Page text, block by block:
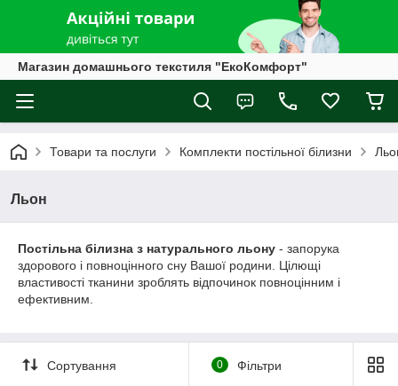
Магазин домашнього текстиля "ЕкоКомфорт"
Товари та послуги Комплекти постільної білизни
Льон
Постільна білизна з натурального льону - запорука
здорового і повноцінного сну Вашої родини. Цілющі
властивості тканини зроблять відпочинок повноцінним і
ефективним.
Сортування 0 Фільтри